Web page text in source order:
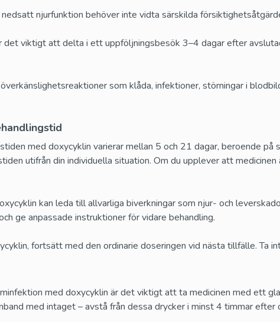
njurfunktion behöver inte vidta särskilda
det viktigt att delta i ett uppföljningsbesök 3–4 dagar efter
som klåda, infektioner, störningar i
med doxycyklin varierar mellan 5 och 21 dagar, beroende
utifrån din individuella situation. Om du upplever att
kan leda till allvarliga biverkningar som njur- och
ge anpassade instruktioner för vidare behandling.
fortsätt med den ordinarie doseringen vid nästa tillfälle. Ta
med doxycyklin är det viktigt att ta medicinen med ett
med intaget – avstå från dessa drycker i minst 4 timmar